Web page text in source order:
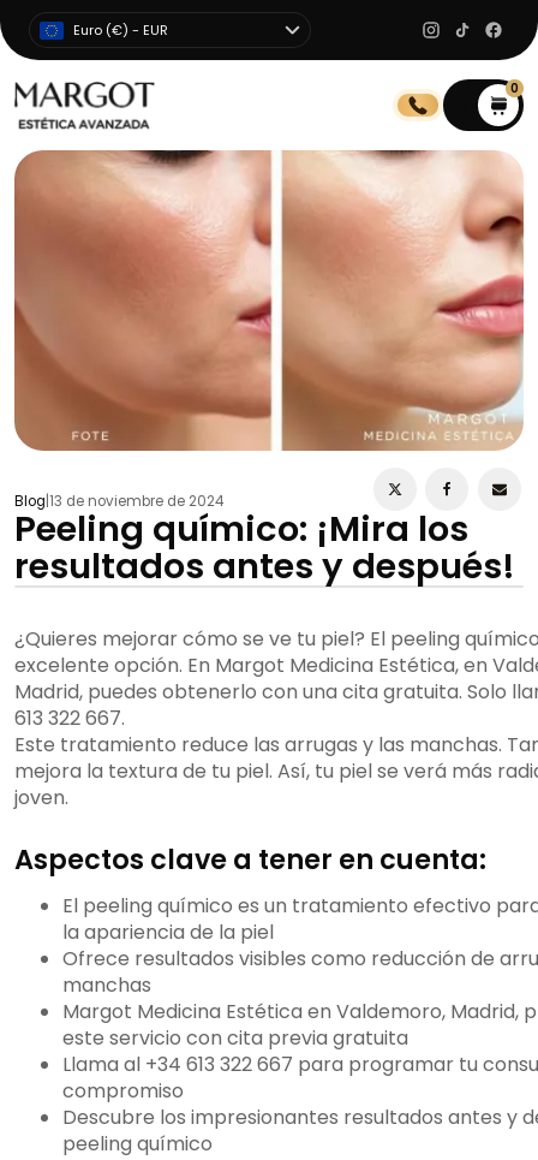
Euro (€) - EUR
0
Blog 13 de noviembre de 2024
Peeling químico: ¡Mira los
resultados antes y después!
¿Quieres mejorar cómo se ve tu piel? El peeling
excelente opción. En Margot Medicina Estética, en
Madrid, puedes obtenerlo con una cita gratuita. Solo
613 322 667.
Este tratamiento reduce las arrugas y las manchas.
mejora la textura de tu piel. Así, tu piel se verá más
joven.
Aspectos clave a tener en cuenta:
El peeling químico es un tratamiento efectivo
la apariencia de la piel
Ofrece resultados visibles como reducción de
manchas
Margot Medicina Estética en Valdemoro, Madrid,
este servicio con cita previa gratuita
Llama al +34 613 322 667 para programar tu
compromiso
Descubre los impresionantes resultados antes y
peeling químico